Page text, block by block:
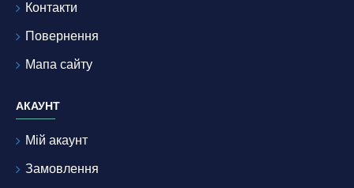
Контакти
Повернення
Мапа сайту
АКАУНТ
Мій акаунт
Замовлення